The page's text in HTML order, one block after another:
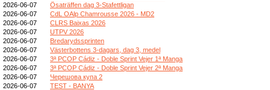
2026-06-07
Ösaträffen dag 3-Stafettligan
2026-06-07
CdL OAlp Chamrousse 2026 - MD2
2026-06-07
CLRS Baixas 2026
2026-06-07
UTPV 2026
2026-06-07
Bredarydssprinten
2026-06-07
Västerbottens 3-dagars, dag 3, medel
2026-06-07
3ª PCOP Cádiz - Doble Sprint Vejer 1ª Manga
2026-06-07
3ª PCOP Cádiz - Doble Sprint Vejer 2ª Manga
2026-06-07
Черешова купа 2
2026-06-07
TEST - BANYA